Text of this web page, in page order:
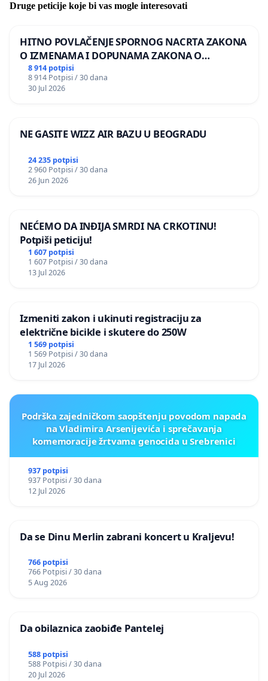
Druge peticije koje bi vas mogle interesovati
HITNO POVLAČENJE SPORNOG NACRTA ZAKONA
O IZMENAMA I DOPUNAMA ZAKONA O
DOBROBITI ŽIVOTINJA
8 914 potpisi
8 914 Potpisi / 30 dana
30 Jul 2026
NE GASITE WIZZ AIR BAZU U BEOGRADU
24 235 potpisi
2 960 Potpisi / 30 dana
26 Jun 2026
NEĆEMO DA INĐIJA SMRDI NA CRKOTINU!
Potpiši peticiju!
1 607 potpisi
1 607 Potpisi / 30 dana
13 Jul 2026
Izmeniti zakon i ukinuti registraciju za
električne bicikle i skutere do 250W
1 569 potpisi
1 569 Potpisi / 30 dana
17 Jul 2026
Podrška zajedničkom saopštenju povodom napada
na Vladimira Arsenijevića i sprečavanja
komemoracije žrtvama genocida u Srebrenici
937 potpisi
937 Potpisi / 30 dana
12 Jul 2026
Da se Dinu Merlin zabrani koncert u Kraljevu!
766 potpisi
766 Potpisi / 30 dana
5 Aug 2026
Da obilaznica zaobiđe Pantelej
588 potpisi
588 Potpisi / 30 dana
20 Jul 2026